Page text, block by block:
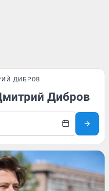
ДИБРОВ
Дибров